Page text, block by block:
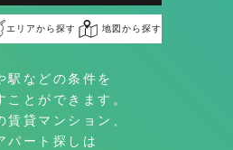
エリアから探す 地図から探す
駅などの条件を
ことができます。
賃貸マンション、
パート探しは